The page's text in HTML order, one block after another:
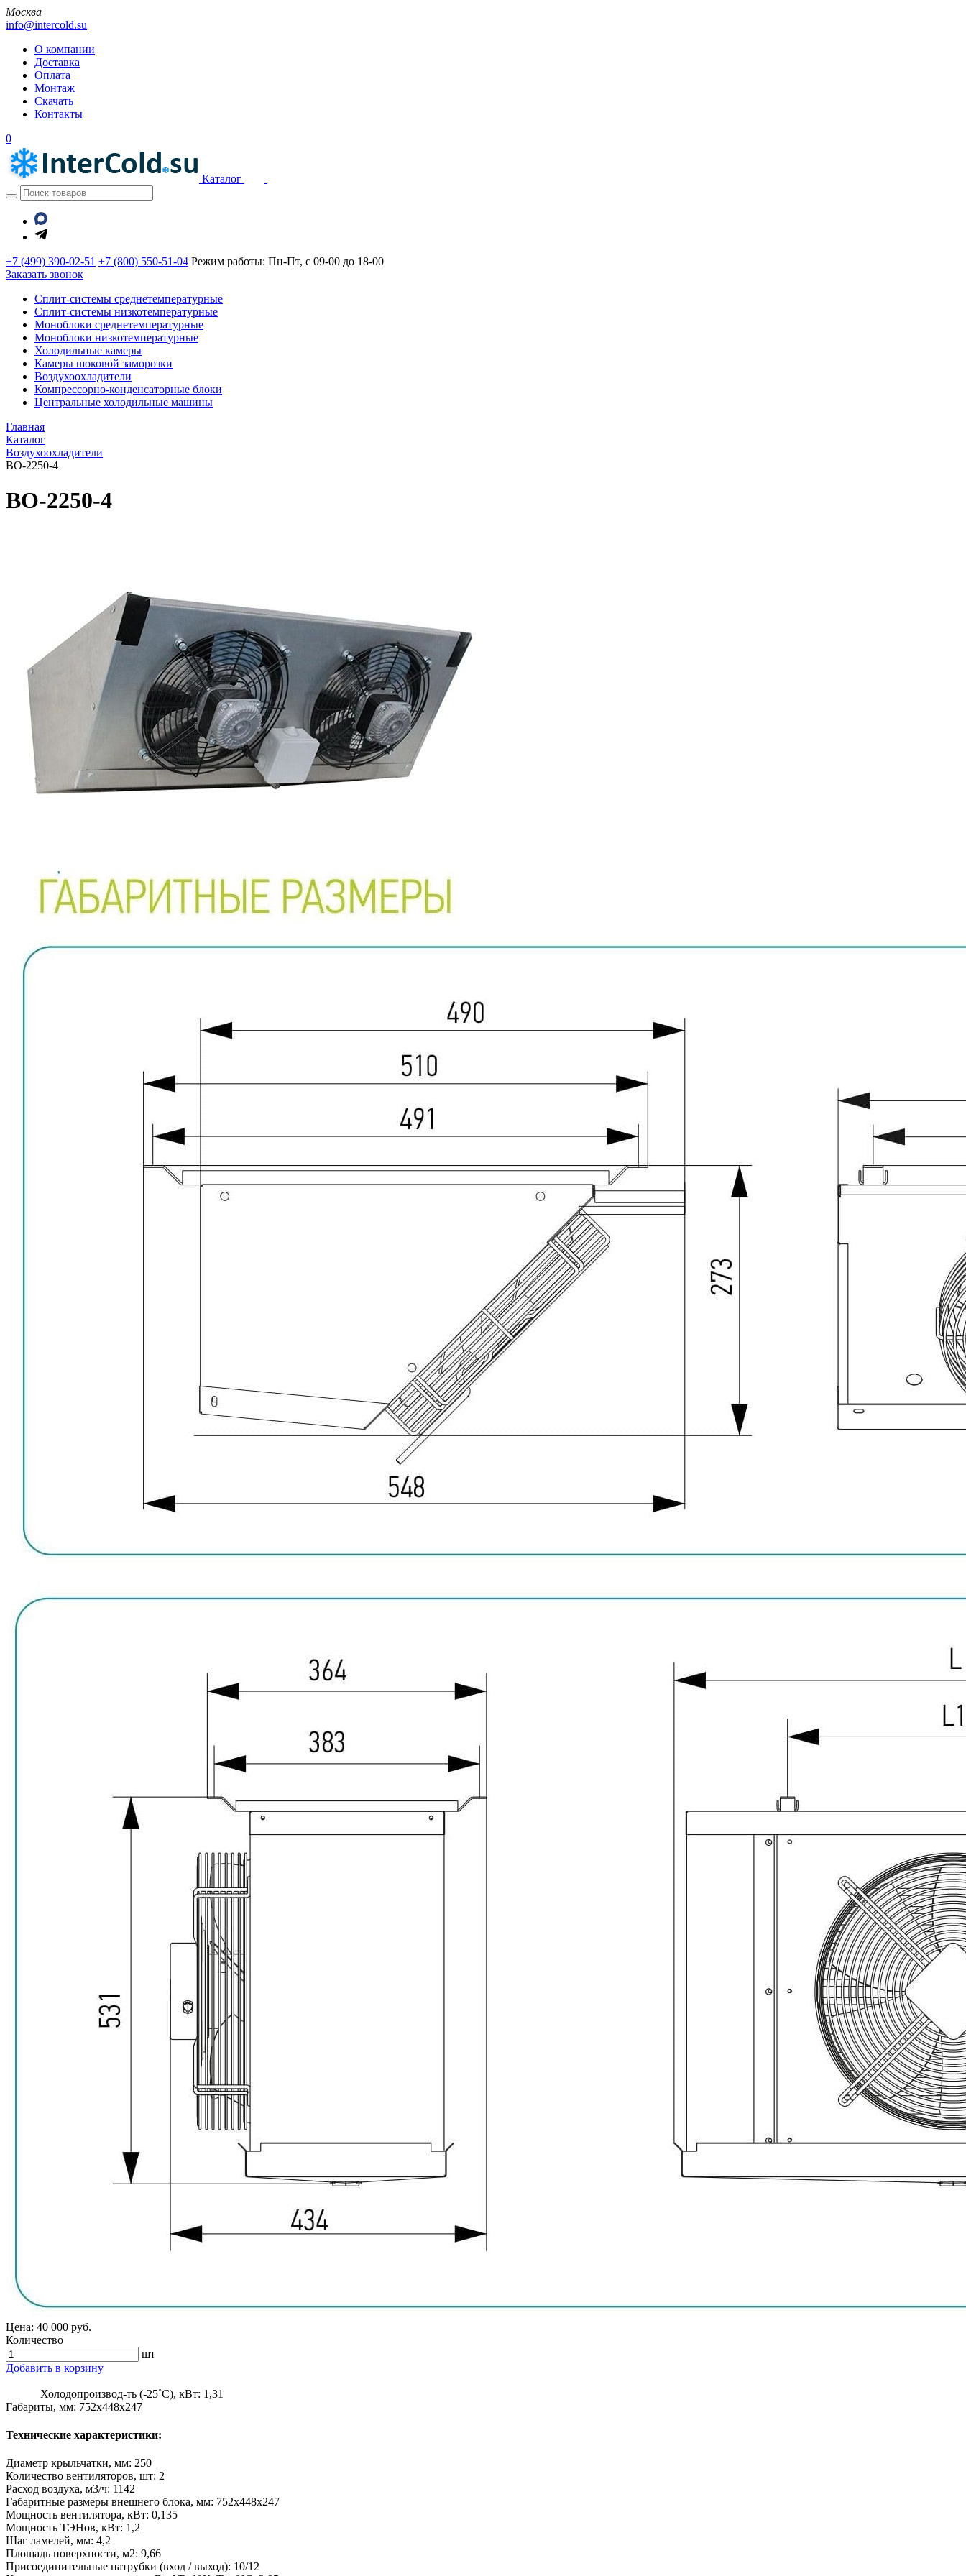
Москва
info@intercold.su
О компании
Доставка
Оплата
Монтаж
Скачать
Контакты
0
Каталог
+7 (499) 390-02-51 +7 (800) 550-51-04 Режим работы: Пн-Пт, с 09-00 до 18-00
Заказать звонок
Сплит-системы среднетемпературные
Сплит-системы низкотемпературные
Моноблоки среднетемпературные
Моноблоки низкотемпературные
Холодильные камеры
Камеры шоковой заморозки
Воздухоохладители
Компрессорно-конденсаторные блоки
Центральные холодильные машины
Главная
Каталог
Воздухоохладители
ВО-2250-4
ВО-2250-4
Цена: 40 000 руб.
Количество
шт
Добавить в корзину
Холодопроизвод-ть (-25˚С), кВт: 1,31
Габариты, мм: 752x448x247
Технические характеристики:
Диаметр крыльчатки, мм: 250
Количество вентиляторов, шт: 2
Расход воздуха, м3/ч: 1142
Габаритные размеры внешнего блока, мм: 752x448x247
Мощность вентилятора, кВт: 0,135
Мощность ТЭНов, кВт: 1,2
Шаг ламелей, мм: 4,2
Площадь поверхности, м2: 9,66
Присоединительные патрубки (вход / выход): 10/12